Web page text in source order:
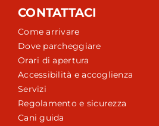
CONTATTACI
Come arrivare
Dove parcheggiare
Orari di apertura
Accessibilità e accoglienza
Servizi
Regolamento e sicurezza
Cani guida